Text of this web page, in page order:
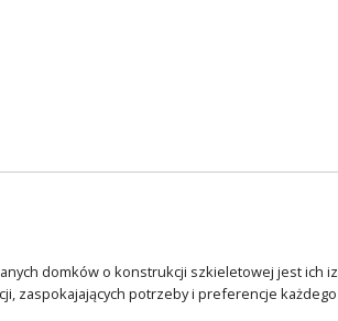
domków o konstrukcji szkieletowej jest
zaspokajających potrzeby i preferencje każdego